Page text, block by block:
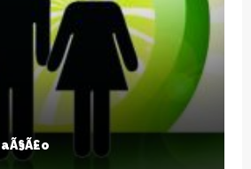
desnuda um planeta